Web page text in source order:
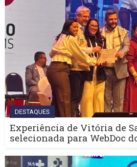
DESTAQUES
Experiência de Vitória de
selecionada para WebDoc